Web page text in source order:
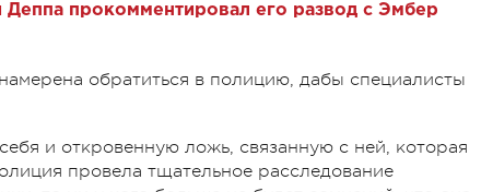
Деппа прокомментировал его развод с Эмбер
обратиться в полицию, дабы специалисты
и откровенную ложь, связанную с ней, которая
провела тщательное расследование